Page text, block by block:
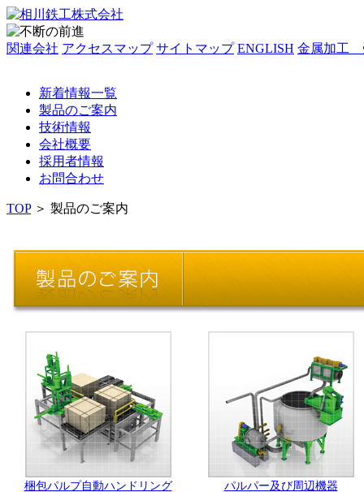
関連会社 アクセスマップ サイトマップ ENGLISH 金属加工
新着情報一覧
製品のご案内
技術情報
会社概要
採用者情報
お問合わせ
TOP＞ 製品のご案内
梱包パルプ自動ハンドリング パルパー及び周辺機器